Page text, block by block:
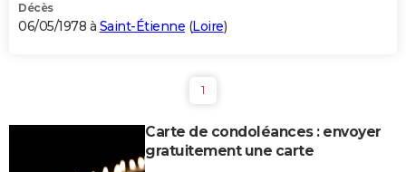
Décès
06/05/1978 à Saint-Étienne (Loire)
1
Carte de condoléances : envoyer
gratuitement une carte